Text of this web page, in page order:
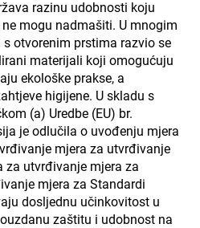
razinu udobnosti koju
mogu nadmašiti. U mnogim
otvorenim prstima razvio se
materijali koji omogućuju
ekološke prakse, a
higijene. U skladu s
(a) Uredbe (EU) br.
je odlučila o uvođenju mjera
mjera za utvrđivanje
za utvrđivanje mjera za
mjera za Standardi
dosljednu učinkovitost u
zaštitu i udobnost na